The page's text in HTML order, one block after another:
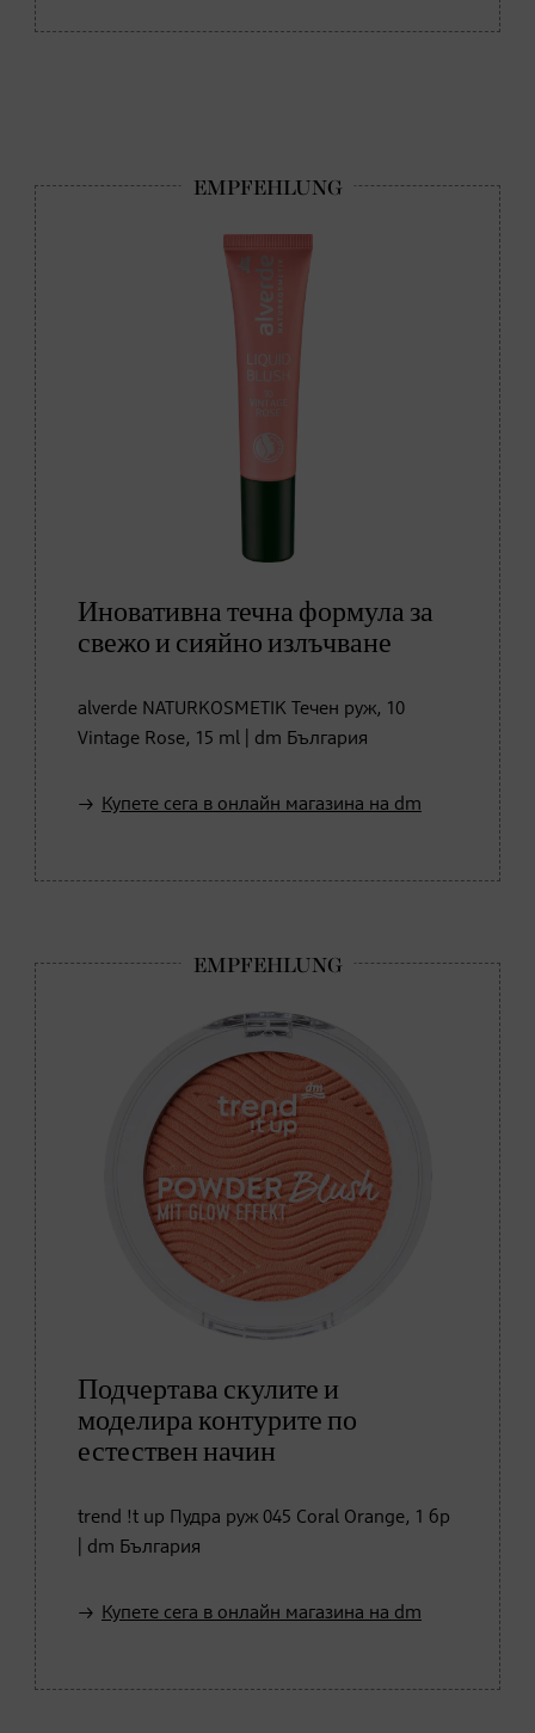
Иновативна течна формула за
свежо и сияйно излъчване
alverde NATURKOSMETIK Течен руж, 10
Vintage Rose, 15 ml | dm България
Купете сега в онлайн магазина на dm
Подчертава скулите и
моделира контурите по
естествен начин
trend !t up Пудра руж 045 Coral Orange, 1 бр
| dm България
Купете сега в онлайн магазина на dm